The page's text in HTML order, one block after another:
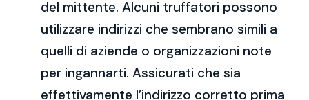
del mittente. Alcuni truffatori possono
utilizzare indirizzi che sembrano simili a
quelli di aziende o organizzazioni note
per ingannarti. Assicurati che sia
effettivamente l’indirizzo corretto prima